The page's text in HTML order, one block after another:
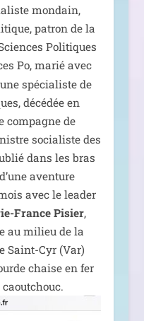
mon­dain,
patron de la
Politiques
Po, marié avec
spé­cia­liste de
décé­dée en
com­pagne de
socia­liste des
dans les bras
aven­ture
avec le lea­der
France Pisier,
au milieu de la
Saint-Cyr (Var)
chaise en fer